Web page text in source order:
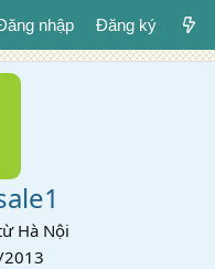
nhập Đăng ký
Hà Nội